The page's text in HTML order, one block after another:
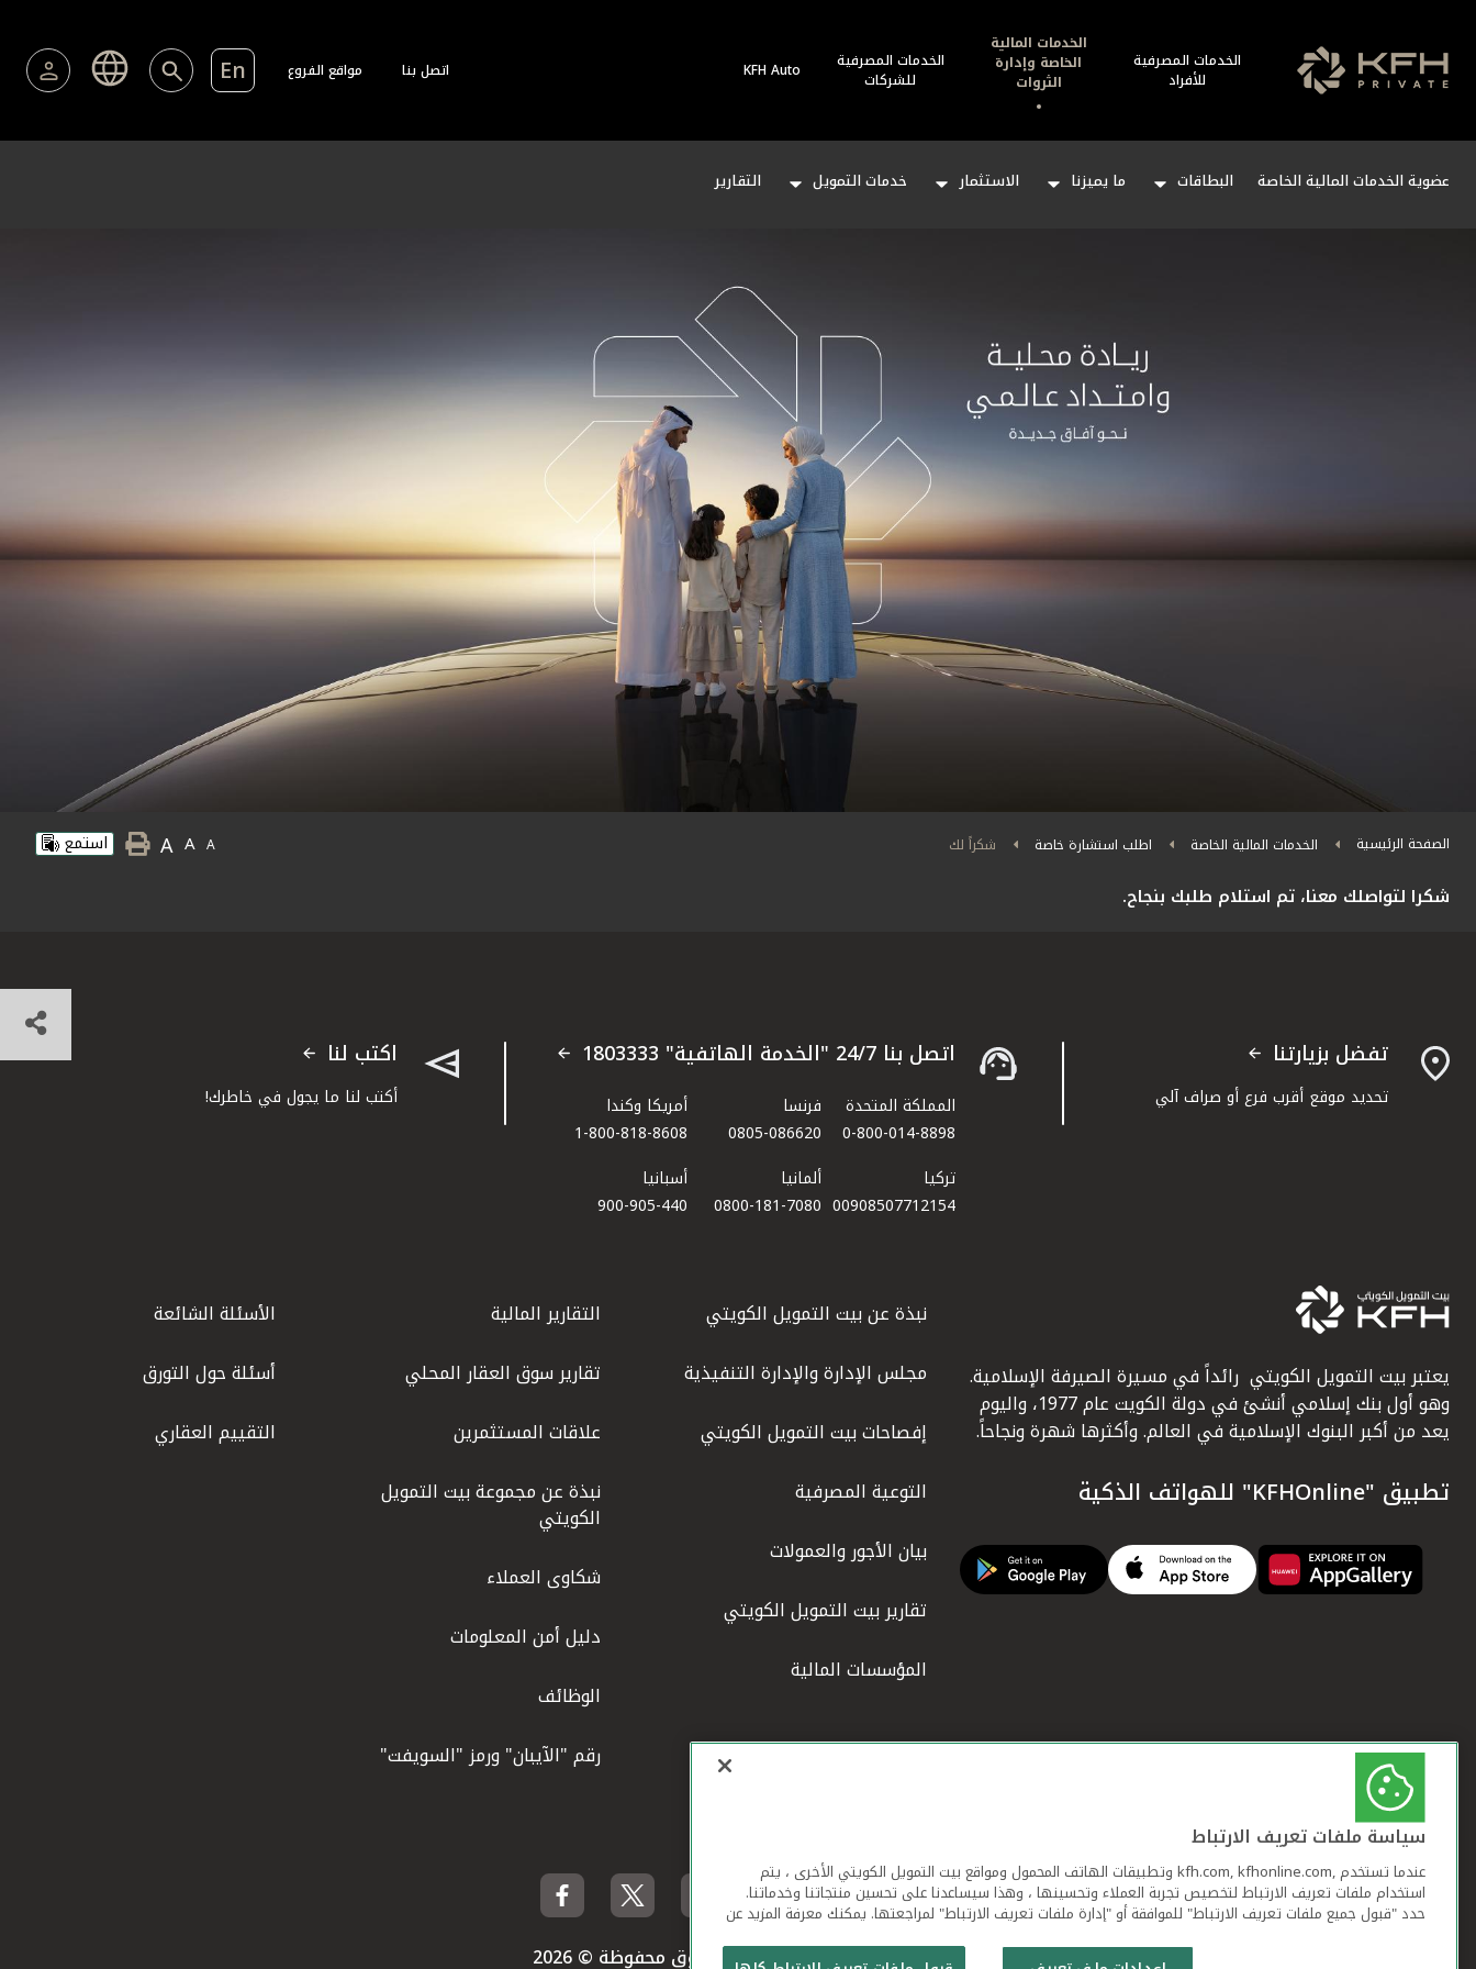
الخدمات المصرفية
للأفراد
الخدمات المالية
الخاصة وإدارة
الثروات
الخدمات المصرفية
للشركات
KFH Auto اتصل بنا مواقع الفروع En
عضوية الخدمات المالية الخاصة البطاقات ما يميزنا الاستثمار خدمات التمويل التقارير
الصفحة الرئيسية الخدمات المالية الخاصة اطلب استشارة خاصة شكراً لك A
A
A استمع
شكرا لتواصلك معنا، تم استلام طلبك بنجاح.
تفضل بزيارتنا
تحديد موقع أقرب فرع أو صراف آلي
اتصل بنا 24/7 "الخدمة الهاتفية" 1803333
المملكة المتحدة
0-800-014-8898
فرنسا
0805-086620
أمريكا وكندا
1-800-818-8608
تركيا
00908507712154​
ألمانيا
0800-181-7080
أسبانيا
900-905-440
اكتب لنا
أكتب لنا ما يجول في خاطرك!
يعتبر بيت التمويل الكويتي رائداً في مسيرة الصيرفة الإسلامية.
وهو أول بنك إسلامي أنشئ في دولة الكويت عام 1977، واليوم
يعد من أكبر البنوك الإسلامية في العالم. وأكثرها شهرة ونجاحاً.
تطبيق "KFHOnline" للهواتف الذكية
نبذة عن بيت التمويل الكويتي
مجلس الإدارة والإدارة التنفيذية
إفصاحات بيت التمويل الكويتي
التوعية المصرفية
بيان الأجور والعمولات
تقارير بيت التمويل الكويتي
المؤسسات المالية
التقارير المالية
تقارير سوق العقار المحلي
علاقات المستثمرين
نبذة عن مجموعة بيت التمويل
الكويتي
شكاوى العملاء
دليل أمن المعلومات
الوظائف
رقم "الآيبان" ورمز "السويفت"
الأسئلة الشائعة
أسئلة حول التورق
التقييم العقاري
بيت التمويل الكويتي جميع الحقوق محفوظة © 2026
سياسة ملفات تعريف الارتباط
عندما تستخدم ,kfh.com, kfhonline.com وتطبيقات الهاتف المحمول ومواقع بيت التمويل الكويتي الأخرى ، يتم
استخدام ملفات تعريف الارتباط لتخصيص تجربة العملاء وتحسينها ، وهذا سيساعدنا على تحسين منتجاتنا وخدماتنا.
حدد "قبول جميع ملفات تعريف الارتباط" للموافقة أو "إدارة ملفات تعريف الارتباط" لمراجعتها. يمكنك معرفة المزيد عن